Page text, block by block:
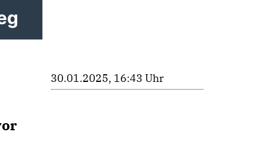
30.01.2025, 16:43 Uhr